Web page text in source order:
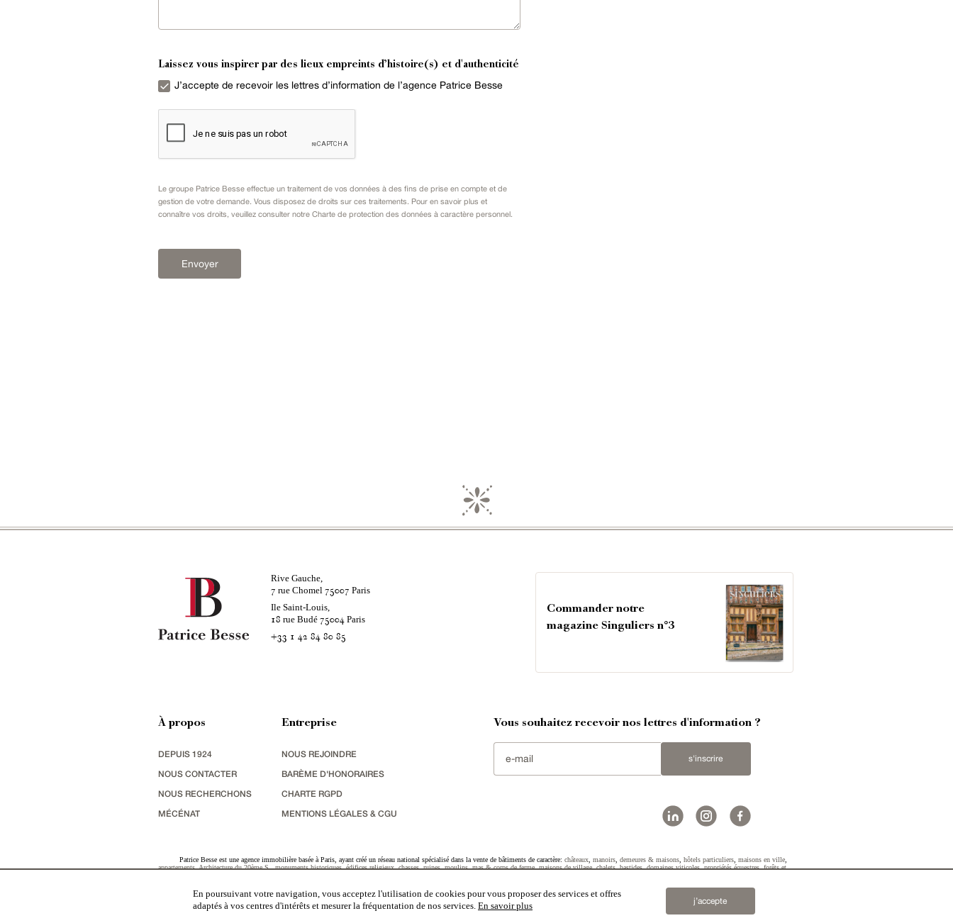
Laissez vous inspirer par des lieux empreints d’histoire(s) et d'authenticité
J’accepte de recevoir les lettres d’information de l’agence Patrice Besse
Le groupe Patrice Besse effectue un traitement de vos données à des fins de prise en compte et de
gestion de votre demande. Vous disposez de droits sur ces traitements. Pour en savoir plus et
connaître vos droits, veuillez consulter notre Charte de protection des données à caractère personnel .
Envoyer
Rive Gauche,
7 rue Chomel 75007 Paris
Ile Saint-Louis,
18 rue Budé 75004Paris
+33 1 42 84 80 85
Commander notre
magazine Singuliers n°3
À propos
DEPUIS 1924
NOUS CONTACTER
NOUS RECHERCHONS
MÉCÉNAT
Entreprise
NOUS REJOINDRE
BARÈME D'HONORAIRES
CHARTE RGPD
MENTIONS LÉGALES & CGU
Vous souhaitez recevoir nos lettres d'information ?
s'inscrire
Patrice Besse est une agence immobilière basée à Paris, ayant créé un réseau national spécialisé dans la vente de bâtiments de caractère: châteaux manoirs demeures & maisons hôtels particuliers maisons en ville
appartements,Architecture du 20ème S.,monuments historiques,édifices religieux,chasses,ruines,moulins,mas & corps de ferme,maisons de village,chalets,bastides,domaines viticoles,propriétés équestres,forêts et
En poursuivant votre navigation, vous acceptez l'utilisation de cookies pour vous proposer des services et offres
adaptés à vos centres d'intérêts et mesurer la fréquentation de nos services. En savoir plus j’accepte